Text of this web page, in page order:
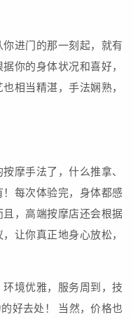
进门的那一刻起，就有
你的身体状况和喜好，
相当精湛，手法娴熟，
摩手法了，什么推拿、
每次体验完，身体都感
，高端按摩店还会根据
让你真正地身心放松，
境优雅，服务周到，技
好去处！ 当然，价格也